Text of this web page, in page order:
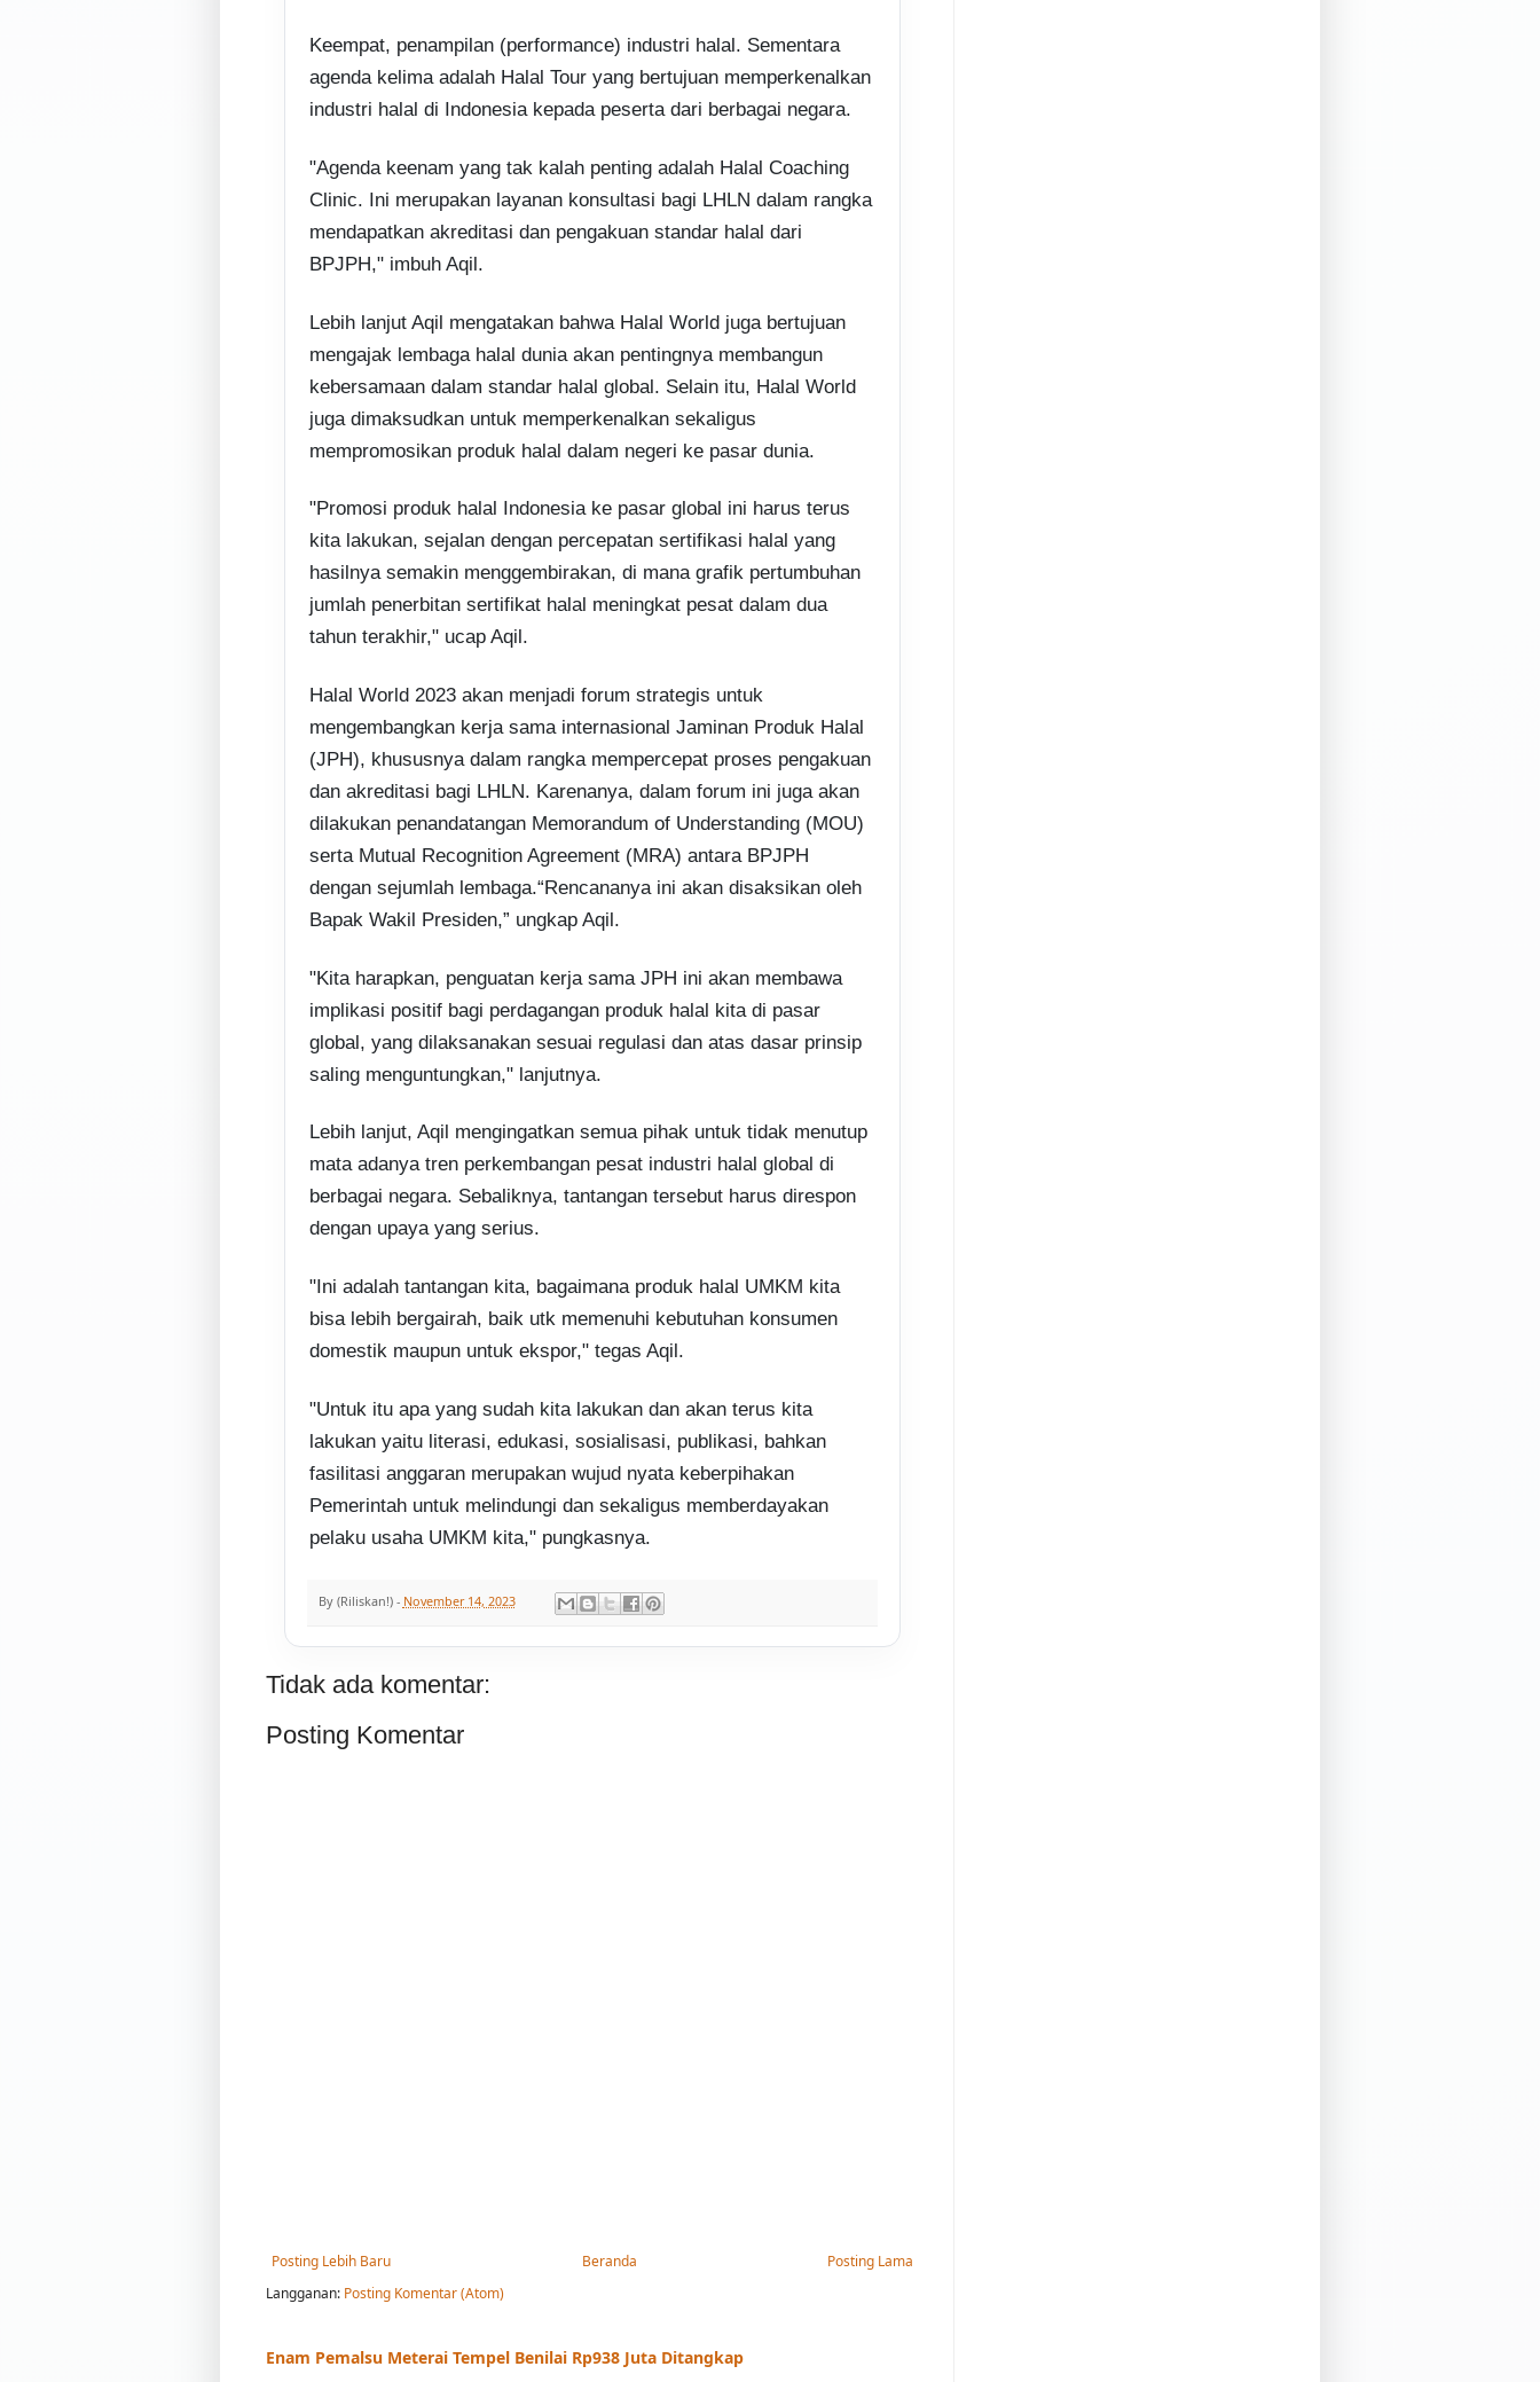
Keempat, penampilan (performance) industri halal. Sementara
agenda kelima adalah Halal Tour yang bertujuan memperkenalkan
industri halal di Indonesia kepada peserta dari berbagai negara.
"Agenda keenam yang tak kalah penting adalah Halal Coaching
Clinic. Ini merupakan layanan konsultasi bagi LHLN dalam rangka
mendapatkan akreditasi dan pengakuan standar halal dari
BPJPH," imbuh Aqil.
Lebih lanjut Aqil mengatakan bahwa Halal World juga bertujuan
mengajak lembaga halal dunia akan pentingnya membangun
kebersamaan dalam standar halal global. Selain itu, Halal World
juga dimaksudkan untuk memperkenalkan sekaligus
mempromosikan produk halal dalam negeri ke pasar dunia.
"Promosi produk halal Indonesia ke pasar global ini harus terus
kita lakukan, sejalan dengan percepatan sertifikasi halal yang
hasilnya semakin menggembirakan, di mana grafik pertumbuhan
jumlah penerbitan sertifikat halal meningkat pesat dalam dua
tahun terakhir," ucap Aqil.
Halal World 2023 akan menjadi forum strategis untuk
mengembangkan kerja sama internasional Jaminan Produk Halal
(JPH), khususnya dalam rangka mempercepat proses pengakuan
dan akreditasi bagi LHLN. Karenanya, dalam forum ini juga akan
dilakukan penandatangan Memorandum of Understanding (MOU)
serta Mutual Recognition Agreement (MRA) antara BPJPH
dengan sejumlah lembaga.“Rencananya ini akan disaksikan oleh
Bapak Wakil Presiden,” ungkap Aqil.
"Kita harapkan, penguatan kerja sama JPH ini akan membawa
implikasi positif bagi perdagangan produk halal kita di pasar
global, yang dilaksanakan sesuai regulasi dan atas dasar prinsip
saling menguntungkan," lanjutnya.
Lebih lanjut, Aqil mengingatkan semua pihak untuk tidak menutup
mata adanya tren perkembangan pesat industri halal global di
berbagai negara. Sebaliknya, tantangan tersebut harus direspon
dengan upaya yang serius.
"Ini adalah tantangan kita, bagaimana produk halal UMKM kita
bisa lebih bergairah, baik utk memenuhi kebutuhan konsumen
domestik maupun untuk ekspor," tegas Aqil.
"Untuk itu apa yang sudah kita lakukan dan akan terus kita
lakukan yaitu literasi, edukasi, sosialisasi, publikasi, bahkan
fasilitasi anggaran merupakan wujud nyata keberpihakan
Pemerintah untuk melindungi dan sekaligus memberdayakan
pelaku usaha UMKM kita," pungkasnya.
By (Riliskan!) - November 14, 2023
Tidak ada komentar:
Posting Komentar
Posting Lebih Baru Posting Lama
Beranda
Langganan: Posting Komentar (Atom)
Enam Pemalsu Meterai Tempel Benilai Rp938 Juta Ditangkap